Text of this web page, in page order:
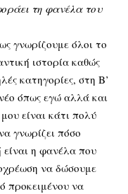
τη φανέλα του
γνωρίζουμε όλοι το
ιστορία καθώς
κατηγορίες, στη Β’
όπως εγώ αλλά και
είναι κάτι πολύ
γνωρίζει πόσο
είναι η φανέλα που
να δώσουμε
προκειμένου να